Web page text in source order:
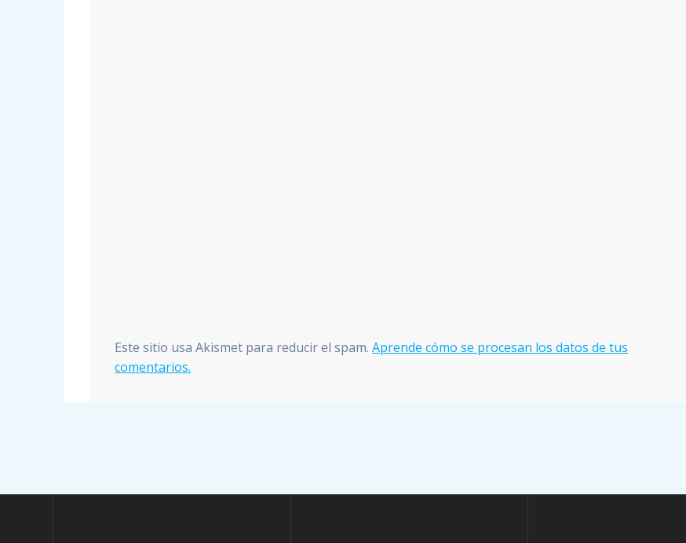
Este sitio usa Akismet para reducir el spam.Aprende cómo se procesan los datos de tus
comentarios.